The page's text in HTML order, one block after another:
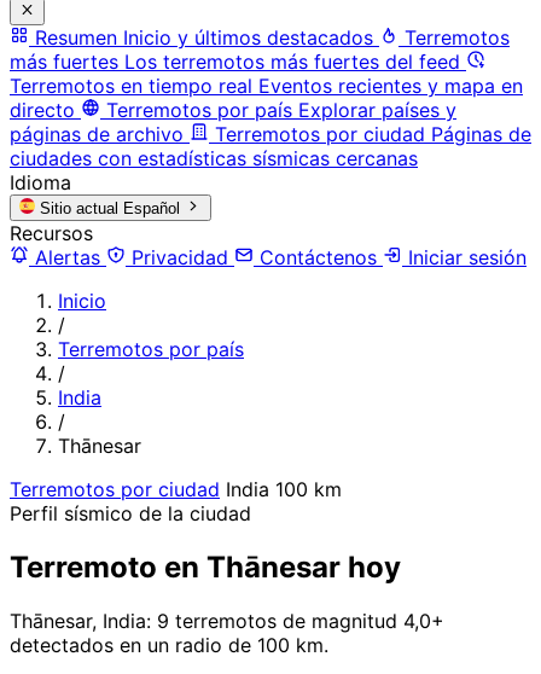
Resumen Inicio y últimos destacados
Terremotos
más fuertes Los terremotos más fuertes del feed
Terremotos en tiempo real Eventos recientes y mapa en
directo
Terremotos por país Explorar países y
páginas de archivo
Terremotos por ciudad Páginas de
ciudades con estadísticas sísmicas cercanas
Idioma
Sitio actual Español
Recursos
Alertas
Privacidad Contáctenos
Iniciar sesión
Inicio
/
Terremotos por país
/
India
/
Thānesar
Terremotos por ciudad India 100 km
Perfil sísmico de la ciudad
Terremoto en Thānesar hoy
Thānesar, India: 9 terremotos de magnitud 4,0+
detectados en un radio de 100 km.